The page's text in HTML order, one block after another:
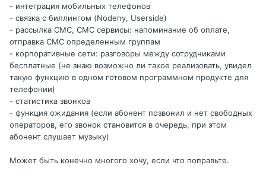
- интеграция мобильных телефонов
- связка с биллингом (Nodeny, Userside)
- рассылка СМС, СМС сервисы: напоминание об оплате,
отправка СМС определенным группам
- корпоративные сети: разговоры между сотрудниками
бесплатные (не знаю возможно ли такое реализовать, увидел
такую функцию в одном готовом программном продукте для
телефонии)
- статистика звонков
- функция ожидания (если абонент позвонил и нет свободных
операторов, его звонок становится в очередь, при этом
абонент слушает музыку)
Может быть конечно многого хочу, если что поправьте.